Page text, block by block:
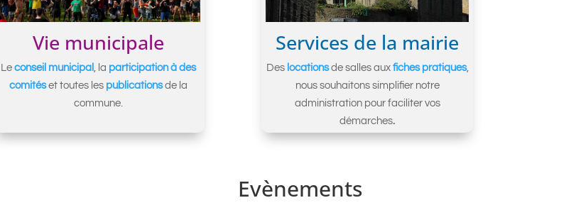
Vie municipale
Leconseil municipal , la participation à des
comitéset toutes les publicationsde la
commune.
Services de la mairie
Des locations de salles aux fiches pratiques,
nous souhaitons simplifier notre
administration pour faciliter vos
démarches.
Evènements